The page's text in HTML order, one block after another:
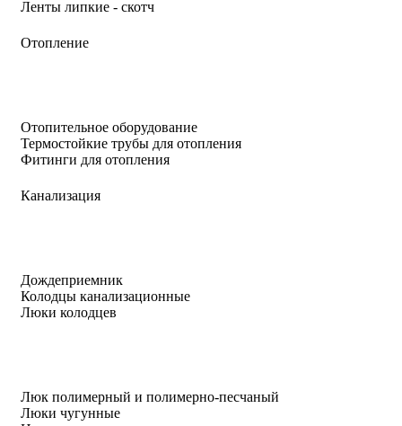
Ленты липкие - скотч
Отопление
Отопительное оборудование
Термостойкие трубы для отопления
Фитинги для отопления
Канализация
Дождеприемник
Колодцы канализационные
Люки колодцев
Люк полимерный и полимерно-песчаный
Люки чугунные